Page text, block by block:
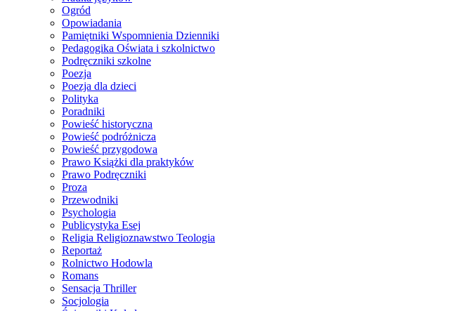
Ogród
Opowiadania
Pamiętniki Wspomnienia Dzienniki
Pedagogika Oświata i szkolnictwo
Podręczniki szkolne
Poezja
Poezja dla dzieci
Polityka
Poradniki
Powieść historyczna
Powieść podróżnicza
Powieść przygodowa
Prawo Książki dla praktyków
Prawo Podręczniki
Proza
Przewodniki
Psychologia
Publicystyka Esej
Religia Religioznawstwo Teologia
Reportaż
Rolnictwo Hodowla
Romans
Sensacja Thriller
Socjologia